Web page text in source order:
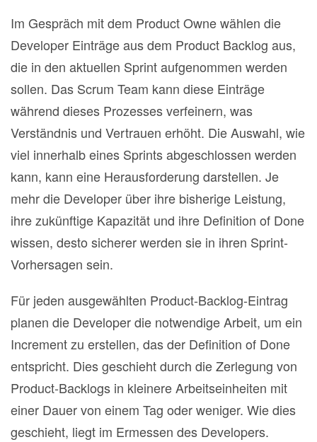
Im Gespräch mit dem Product Owne wählen die
Developer Einträge aus dem Product Backlog aus,
die in den aktuellen Sprint aufgenommen werden
sollen. Das Scrum Team kann diese Einträge
während dieses Prozesses verfeinern, was
Verständnis und Vertrauen erhöht. Die Auswahl, wie
viel innerhalb eines Sprints abgeschlossen werden
kann, kann eine Herausforderung darstellen. Je
mehr die Developer über ihre bisherige Leistung,
ihre zukünftige Kapazität und ihre Definition of Done
wissen, desto sicherer werden sie in ihren Sprint‐
Vorhersagen sein.
Für jeden ausgewählten Product‐Backlog‐Eintrag
planen die Developer die notwendige Arbeit, um ein
Increment zu erstellen, das der Definition of Done
entspricht. Dies geschieht durch die Zerlegung von
Product‐Backlogs in kleinere Arbeitseinheiten mit
einer Dauer von einem Tag oder weniger. Wie dies
geschieht, liegt im Ermessen des Developers.